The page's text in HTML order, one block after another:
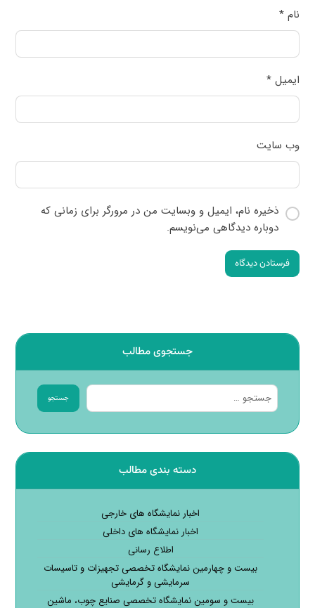
نام*
ایمیل*
وب‌ سایت
ذخیره نام، ایمیل و وبسایت من در مرورگر برای زمانی که
دوباره دیدگاهی می‌نویسم.
فرستادن دیدگاه
جستجوی مطالب
جستجو
دسته بندی مطالب
اخبار نمایشگاه های خارجی
اخبار نمایشگاه های داخلی
اطلاع رسانی
بیست و چهارمین نمایشگاه تخصصی تجهیزات و تاسیسات
سرمایشی و گرمایشی
بیست و سومین نمایشگاه تخصصی صنایع چوب، ماشین